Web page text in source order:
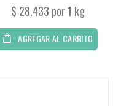
$ 28.433 por 1 kg
AGREGAR AL CARRITO